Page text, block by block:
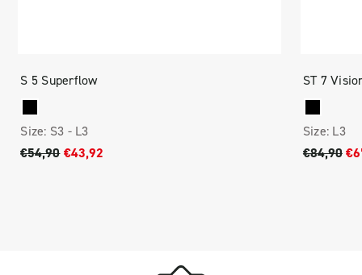
S 5 Superflow
Size: S3 - L3
€54,90 €43,92
ST 7
Size: L3
€84,90